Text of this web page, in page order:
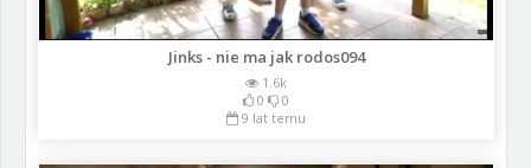
Jinks - nie ma jak rodos094
1.6k
0
0
9 lat temu